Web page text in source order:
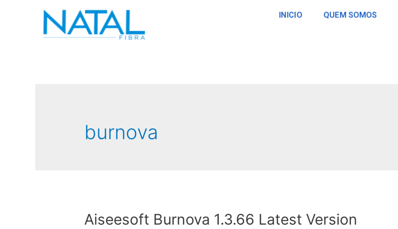
INICIO QUEM SOMOS
burnova
Aiseesoft Burnova 1.3.66 Latest Version